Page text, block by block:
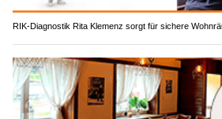
RIK-Diagnostik Rita Klemenz sorgt für sichere